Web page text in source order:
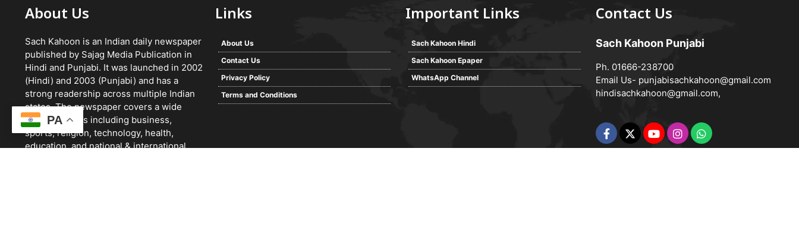
About Us
Sach Kahoon is an Indian daily newspaper
published by Sajag Media Publication in
Hindi and Punjabi. It was launched in 2002
(Hindi) and 2003 (Punjabi) and has a
strong readership across multiple Indian
states. The newspaper covers a wide
range of topics including business,
sports, religion, technology, health,
education, and national & international
Links
About Us
Contact Us
Privacy Policy
Terms and Conditions
Important Links
Sach Kahoon Hindi
Sach Kahoon Epaper
WhatsApp Channel
Contact Us
Sach Kahoon Punjabi
Ph. 01666-238700
Email Us- punjabisachkahoon@gmail.com
hindisachkahoon@gmail.com,
PA